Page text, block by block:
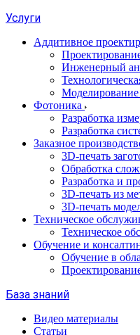
Услуги
Аддитивное
Инженерный
Моделирование
Фотоника
Разработка
Разработка
Заказное
3D-печать
Обработка
Разработка и
3D-печать из
3D-печать
Техническое
Техническое
Обучение и
Обучение в
База знаний
Видео материалы
Статьи